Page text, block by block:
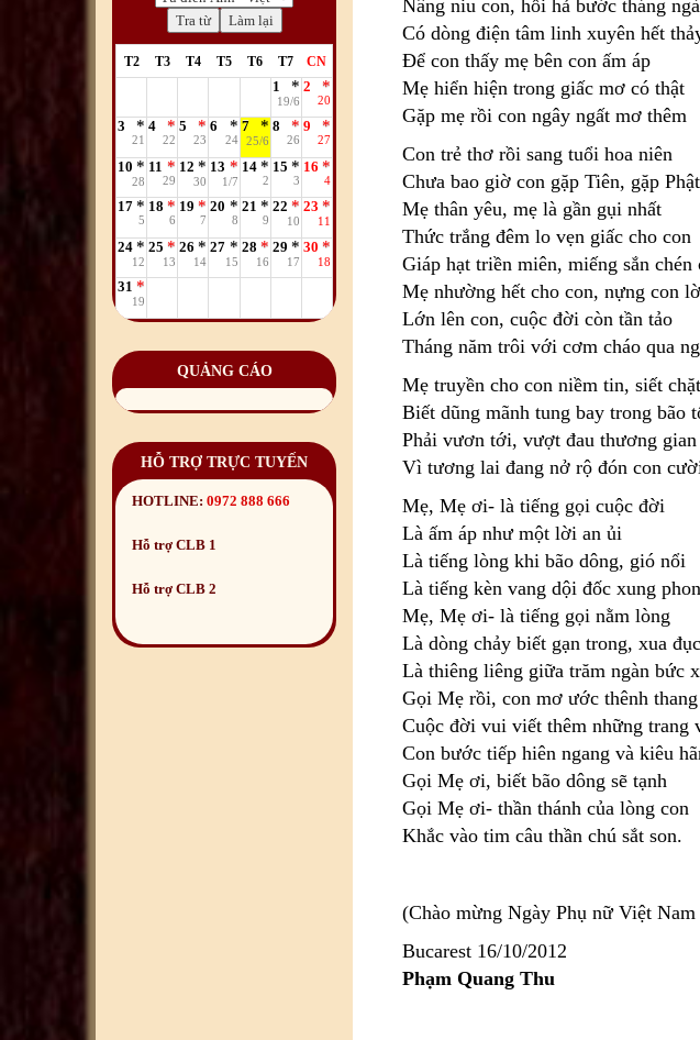
T2 T3 T4 T5 T6 T7 CN
1
19/6
2
20
3
21
4
22
5
23
6
24
7
25/6
8
26
9
27
10
28
11
29
12
30
13
1/7
14
2
15
3
16
4
17
5
18
6
19
7
20
8
21
9
22
10
23
11
24
12
25
13
26
14
27
15
28
16
29
17
30
18
31
19
QUẢNG CÁO
HỖ TRỢ TRỰC TUYẾN
HOTLINE: 0972 888 666
Hỗ trợ CLB 1
Hỗ trợ CLB 2
Nâng niu con, hối hả bước tháng
Có dòng điện tâm linh xuyên hết
Để con thấy mẹ bên con ấm áp
Mẹ hiển hiện trong giấc mơ có thật
Gặp mẹ rồi con ngây ngất mơ thêm
Con trẻ thơ rồi sang tuổi hoa niên
Chưa bao giờ con gặp Tiên, gặp Phật
Mẹ thân yêu, mẹ là gần gụi nhất
Thức trắng đêm lo vẹn giấc cho con
Giáp hạt triền miên, miếng sắn chén
Mẹ nhường hết cho con, nựng con
Lớn lên con, cuộc đời còn tần tảo
Tháng năm trôi với cơm cháo qua
Mẹ truyền cho con niềm tin, siết
Biết dũng mãnh tung bay trong bão
Phải vươn tới, vượt đau thương
Vì tương lai đang nở rộ đón con
Mẹ, Mẹ ơi- là tiếng gọi cuộc đời
Là ấm áp như một lời an ủi
Là tiếng lòng khi bão dông, gió nổi
Là tiếng kèn vang dội đốc xung
Mẹ, Mẹ ơi- là tiếng gọi nằm lòng
Là dòng chảy biết gạn trong, xua đục
Là thiêng liêng giữa trăm ngàn bức
Gọi Mẹ rồi, con mơ ước thênh thang
Cuộc đời vui viết thêm những trang
Con bước tiếp hiên ngang và kiêu
Gọi Mẹ ơi, biết bão dông sẽ tạnh
Gọi Mẹ ơi- thần thánh của lòng con
Khắc vào tim câu thần chú sắt son.
(Chào mừng Ngày Phụ nữ Việt
Bucarest 16/10/2012
Phạm Quang Thu